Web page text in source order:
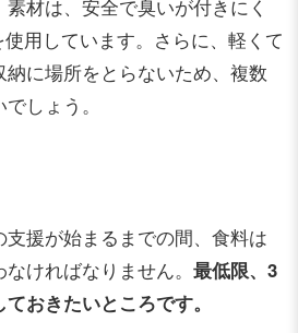
材は、安全で臭いが付きにく
用しています。さらに、軽くて
に場所をとらないため、複数
しょう。
援が始まるまでの間、食料は
ければなりません。 最低限、3
おきたいところです。